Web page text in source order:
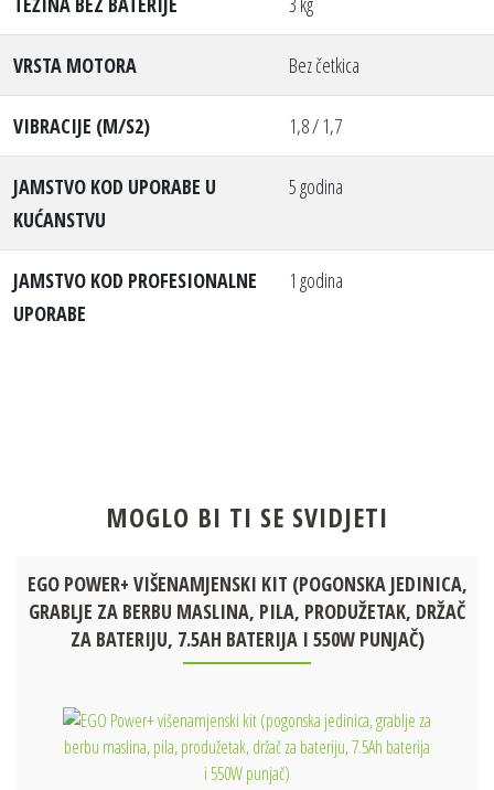
VRSTA MOTORA Bez četkica
VIBRACIJE (M/S2) 1,8 / 1,7
JAMSTVO KOD UPORABE U
KUĆANSTVU
5 godina
JAMSTVO KOD PROFESIONALNE
UPORABE
1 godina
MOGLO BI TI SE SVIDJETI
EGO POWER+ VIŠENAMJENSKI KIT (POGONSKA JEDINICA,
GRABLJE ZA BERBU MASLINA, PILA, PRODUŽETAK, DRŽAČ
ZA BATERIJU, 7.5AH BATERIJA I 550W PUNJAČ)